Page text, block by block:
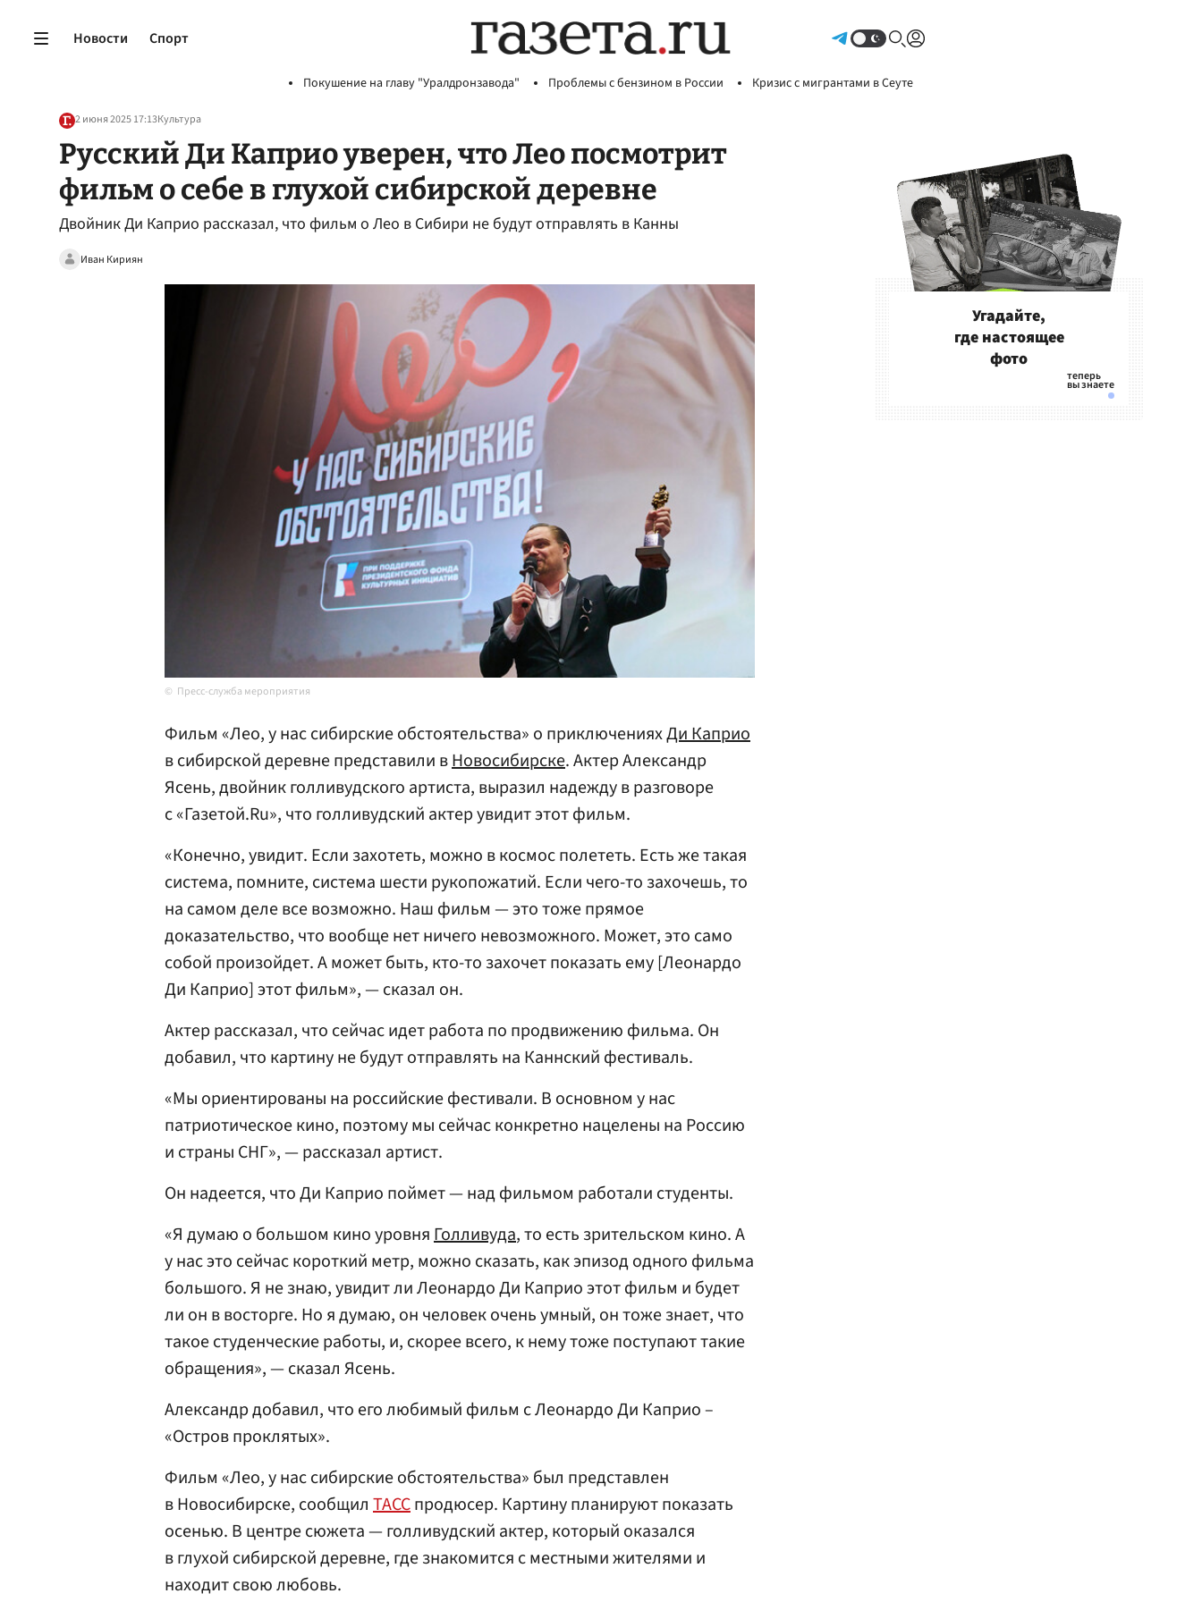
Новости Спорт
Покушение на главу "Уралдронзавода" Проблемы с бензином в России Кризис с мигрантами в Сеуте
2 июня 2025 17:13Культура
Русский Ди Каприо уверен, что Лео посмотрит
фильм о себе в глухой сибирской деревне
Двойник Ди Каприо рассказал, что фильм о Лео в Сибири не будут отправлять в Канны
Иван Кириян
Пресс-служба мероприятия
Фильм «Лео, у нас сибирские обстоятельства» о приключенияхДи Каприо
в сибирской деревне представили вНовосибирске. Актер Александр
Ясень, двойник голливудского артиста, выразил надежду в разговоре
с «Газетой.Ru», что голливудский актер увидит этот фильм.
«Конечно, увидит. Если захотеть, можно в космос полететь. Есть же такая
система, помните, система шести рукопожатий. Если чего-то захочешь, то
на самом деле все возможно. Наш фильм — это тоже прямое
доказательство, что вообще нет ничего невозможного. Может, это само
собой произойдет. А может быть, кто-то захочет показать ему [Леонардо
Ди Каприо] этот фильм», — сказал он.
Актер рассказал, что сейчас идет работа по продвижению фильма. Он
добавил, что картину не будут отправлять на Каннский фестиваль.
«Мы ориентированы на российские фестивали. В основном у нас
патриотическое кино, поэтому мы сейчас конкретно нацелены на Россию
и страны СНГ», — рассказал артист.
Он надеется, что Ди Каприо поймет — над фильмом работали студенты.
«Я думаю о большом кино уровняГолливуда, то есть зрительском кино. А
у нас это сейчас короткий метр, можно сказать, как эпизод одного фильма
большого. Я не знаю, увидит ли Леонардо Ди Каприо этот фильм и будет
ли он в восторге. Но я думаю, он человек очень умный, он тоже знает, что
такое студенческие работы, и, скорее всего, к нему тоже поступают такие
обращения», — сказал Ясень.
Александр добавил, что его любимый фильм с Леонардо Ди Каприо –
«Остров проклятых».
Фильм «Лео, у нас сибирские обстоятельства» был представлен
в Новосибирске, сообщил ТАССпродюсер. Картину планируют показать
осенью. В центре сюжета — голливудский актер, который оказался
в глухой сибирской деревне, где знакомится с местными жителями и
находит свою любовь.
Угадайте,
где настоящее
фото